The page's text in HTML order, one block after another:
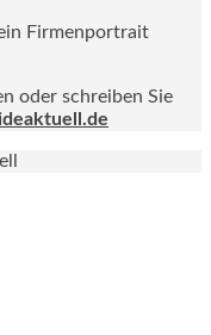
Firmenportrait
oder schreiben Sie